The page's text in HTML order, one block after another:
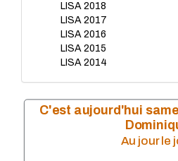
LISA 2018
LISA 2017
LISA 2016
LISA 2015
LISA 2014
LISA 2011
LISA 2010
C'est aujourd'hui
Au jour le